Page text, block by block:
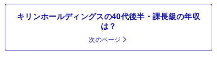
キリンホールディングスの40代後半・課長級の年収
は？
次のページ